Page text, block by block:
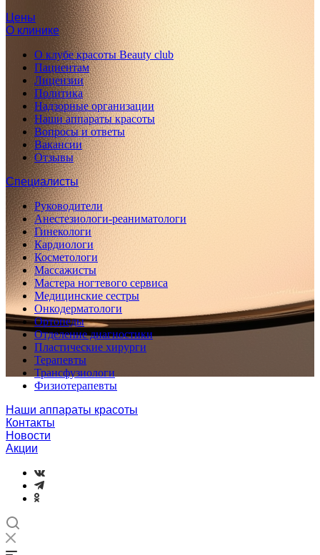
Цены
О клинике
О клубе красоты Beauty club
Пациентам
Лицензии
Политика
Надзорные организации
Наши аппараты красоты
Вопросы и ответы
Вакансии
Отзывы
Специалисты
Руководители
Анестезиологи-реаниматологи
Гинекологи
Кардиологи
Косметологи
Массажисты
Мастера ногтевого сервиса
Медицинские сестры
Онкодерматологи
Ортопеды
Отделение диагностики
Пластические хирурги
Терапевты
Трансфузиологи
Физиотерапевты
Наши аппараты красоты
Контакты
Новости
Акции